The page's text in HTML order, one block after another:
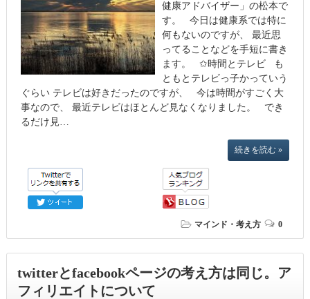
健康アドバイザー」の松本で
す。 今日は健康系では特に
何もないのですが、 最近思
ってることなどを手短に書き
ます。 ✩時間とテレビ も
ともとテレビっ子かっていう
ぐらい テレビは好きだったのですが、 今は時間がすごく大
事なので、 最近テレビはほとんど見なくなりました。 でき
るだけ見…
続きを読む »
マインド・考え方 0
twitterとfacebookページの考え方は同じ。ア
フィリエイトについて